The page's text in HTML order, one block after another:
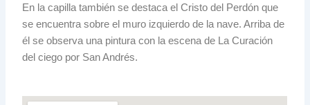
En la capilla también se destaca el Cristo del Perdón que
se encuentra sobre el muro izquierdo de la nave. Arriba de
él se observa una pintura con la escena de La Curación
del ciego por San Andrés.